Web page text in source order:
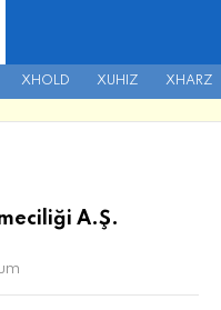
XHOLD XUHIZ XHARZ
A.Ş.